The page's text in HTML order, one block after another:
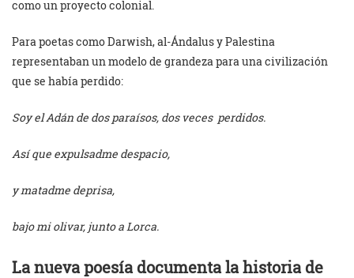
como un proyecto colonial.
Para poetas como Darwish, al-Ándalus y Palestina
representaban un modelo de grandeza para una civilización
que se había perdido:
Soy el Adán de dos paraísos, dos veces perdidos.
Así que expulsadme despacio,
y matadme deprisa,
bajo mi olivar, junto a Lorca.
La nueva poesía documenta la historia de